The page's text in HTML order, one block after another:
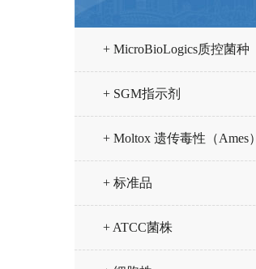
+ MicroBioLogics质控菌种
+ SGM指示剂
+ Moltox 遗传毒性（Ames）
试验试剂
+ 标准品
+ ATCC菌株